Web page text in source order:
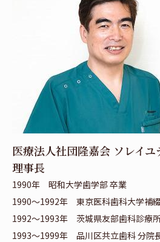
医療法人社団隆嘉会 ソレイ
理事長
1990年 昭和大学歯学部 卒業
1990～1992年 東京医科歯科大学補
1992～1993年 茨城県友部歯科診療
1993～1999年 品川区共立歯科 分院